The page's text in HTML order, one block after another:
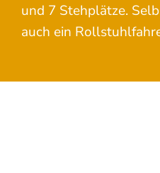
und 7 Stehplätze.
auch ein